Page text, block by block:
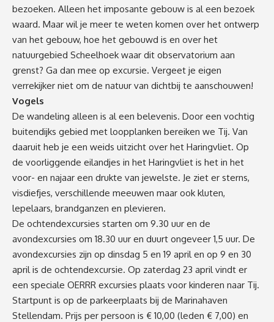
bezoeken. Alleen het imposante gebouw is al een bezoek
waard. Maar wil je meer te weten komen over het ontwerp
van het gebouw, hoe het gebouwd is en over het
natuurgebied Scheelhoek waar dit observatorium aan
grenst? Ga dan mee op excursie. Vergeet je eigen
verrekijker niet om de natuur van dichtbij te aanschouwen!
Vogels
De wandeling alleen is al een belevenis. Door een vochtig
buitendijks gebied met loopplanken bereiken we Tij. Van
daaruit heb je een weids uitzicht over het Haringvliet. Op
de voorliggende eilandjes in het Haringvliet is het in het
voor- en najaar een drukte van jewelste. Je ziet er sterns,
visdiefjes, verschillende meeuwen maar ook kluten,
lepelaars, brandganzen en plevieren.
De ochtendexcursies starten om 9.30 uur en de
avondexcursies om 18.30 uur en duurt ongeveer 1,5 uur. De
avondexcursies zijn op dinsdag 5 en 19 april en op 9 en 30
april is de ochtendexcursie. Op zaterdag 23 april vindt er
een speciale OERRR excursies plaats voor kinderen naar Tij.
Startpunt is op de parkeerplaats bij de Marinahaven
Stellendam. Prijs per persoon is € 10,00 (leden € 7,00) en